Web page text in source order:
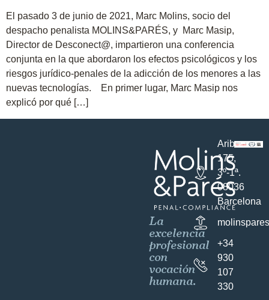
El pasado 3 de junio de 2021, Marc Molins, socio del
despacho penalista MOLINS&PARÉS, y Marc Masip,
Director de Desconect@, impartieron una conferencia
conjunta en la que abordaron los efectos psicológicos y los
riesgos jurídico-penales de la adicción de los menores a las
nuevas tecnologías. En primer lugar, Marc Masip nos
explicó por qué […]
La
excelencia
profesional
con
vocación
humana.
Aribau
175,
3º-1ª.
08036
Barcelona
+34
930
107
330